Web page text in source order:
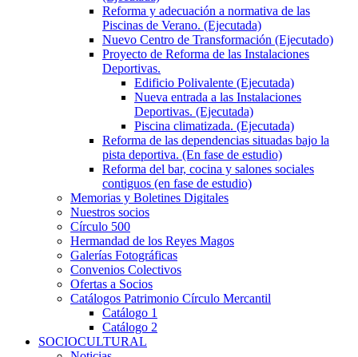
Reforma y adecuación a normativa de las
Piscinas de Verano. (Ejecutada)
Nuevo Centro de Transformación (Ejecutado)
Proyecto de Reforma de las Instalaciones
Deportivas.
Edificio Polivalente (Ejecutada)
Nueva entrada a las Instalaciones
Deportivas. (Ejecutada)
Piscina climatizada. (Ejecutada)
Reforma de las dependencias situadas bajo la
pista deportiva. (En fase de estudio)
Reforma del bar, cocina y salones sociales
contiguos (en fase de estudio)
Memorias y Boletines Digitales
Nuestros socios
Círculo 500
Hermandad de los Reyes Magos
Galerías Fotográficas
Convenios Colectivos
Ofertas a Socios
Catálogos Patrimonio Círculo Mercantil
Catálogo 1
Catálogo 2
SOCIOCULTURAL